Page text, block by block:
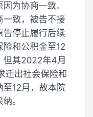
为协商一致。
一致，被告不接
告停止履行后续
和公积金至12
但其2022年4月
迁出社会保险和
至12月，故本院
。